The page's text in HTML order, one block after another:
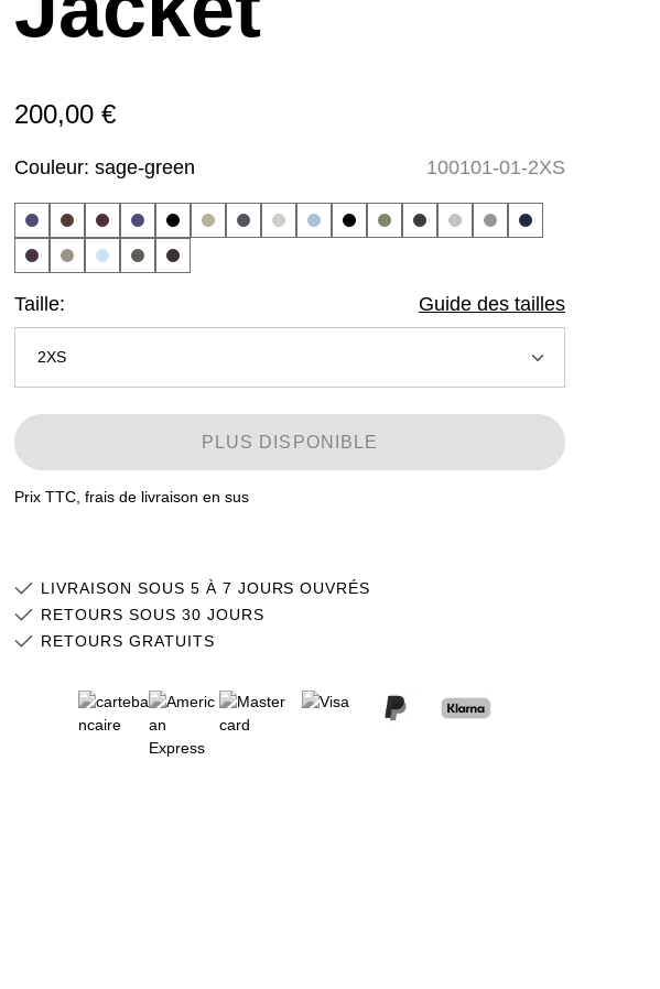
200,00 €
Couleur: sage-green 100101-01-2XS
Taille: Guide des tailles
2XS
2XS
M
L
PLUS DISPONIBLE
Prix TTC, frais de livraison en sus
LIVRAISON SOUS 5 À 7 JOURS OUVRÉS
RETOURS SOUS 30 JOURS
RETOURS GRATUITS